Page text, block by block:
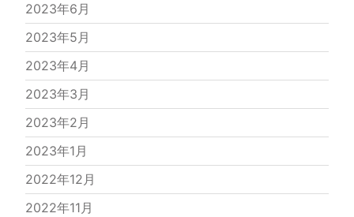
2023年6月
2023年5月
2023年4月
2023年3月
2023年2月
2023年1月
2022年12月
2022年11月